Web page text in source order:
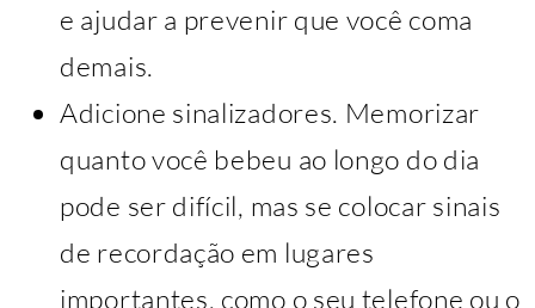
e ajudar a prevenir que você coma
demais.
Adicione sinalizadores. Memorizar
quanto você bebeu ao longo do dia
pode ser difícil, mas se colocar sinais
de recordação em lugares
importantes, como o seu telefone ou o